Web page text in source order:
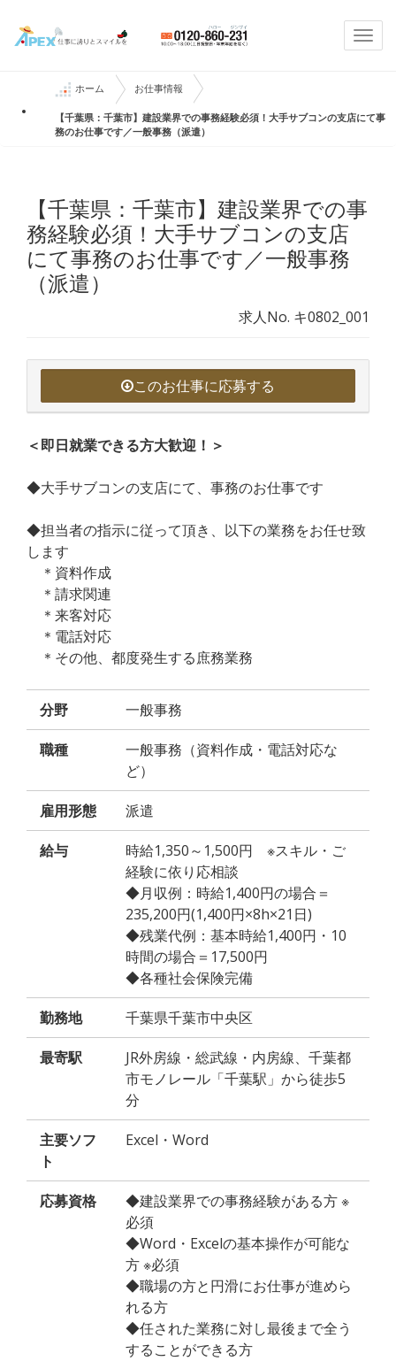
ホーム お仕事情報
【千葉県：千葉市】建設業界での事務経験必須！大手サブコンの支店にて事
務のお仕事です／一般事務（派遣）
【千葉県：千葉市】建設業界での事
務経験必須！大手サブコンの支店
にて事務のお仕事です／一般事務
（派遣）
求人No. キ0802_001
このお仕事に応募する
＜即日就業できる方大歓迎！＞
◆大手サブコンの支店にて、事務のお仕事です
◆担当者の指示に従って頂き、以下の業務をお任せ致
します
＊資料作成
＊請求関連
＊来客対応
＊電話対応
＊その他、都度発生する庶務業務
分野 一般事務
職種
一般事務（資料作成・電話対応な
ど）
雇用形態 派遣
給与
時給1,350～1,500円 ※スキル・ご
経験に依り応相談
◆月収例：時給1,400円の場合＝
235,200円(1,400円×8h×21日)
◆残業代例：基本時給1,400円・10
時間の場合＝17,500円
◆各種社会保険完備
勤務地 千葉県千葉市中央区
最寄駅
JR外房線・総武線・内房線、千葉都
市モノレール「千葉駅」から徒歩5
分
主要ソフ
ト
Excel・Word
応募資格
◆建設業界での事務経験がある方 ※
必須
◆Word・Excelの基本操作が可能な
方 ※必須
◆職場の方と円滑にお仕事が進めら
れる方
◆任された業務に対し最後まで全う
することができる方